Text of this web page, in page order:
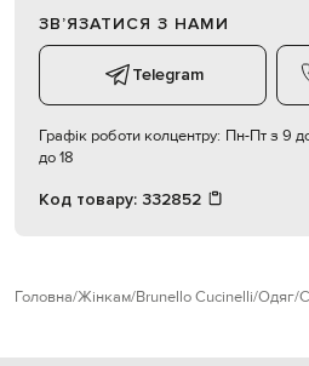
ЗВʼЯЗАТИСЯ З НАМИ
Telegram
Графік роботи колцентру: Пн-Пт з 9
до 18
Код товару: 332852
Головна Жінкам Brunello Cucinelli Одяг